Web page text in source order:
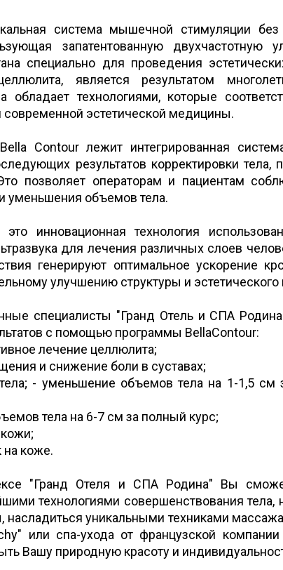
система мышечной стимуляции без
запатентованную двухчастотную
специально для проведения
является результатом
обладает технологиями, которые
эстетической медицины.
Contour лежит интегрированная
результатов корректировки тела,
позволяет операторам и пациентам
уменьшения объемов тела.
инновационная технология
для лечения различных слоев
генерируют оптимальное ускорение
улучшению структуры и
специалисты "Гранд Отель и СПА
с помощью программы BellaContour:
лечение целлюлита;
и снижение боли в суставах;
- уменьшение объемов тела на 1-1,5 см
тела на 6-7 см за полный курс;
на коже.
"Гранд Отеля и СПА Родина" Вы
технологиями совершенствования тела,
насладиться уникальными техниками
или спа-ухода от французской компании
Вашу природную красоту и